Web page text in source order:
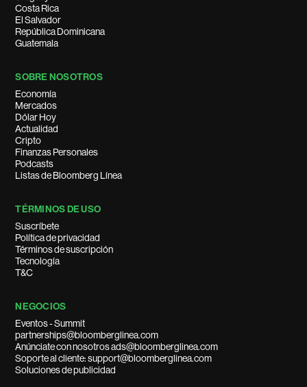
Costa Rica
El Salvador
República Dominicana
Guatemala
SOBRE NOSOTROS
Economía
Mercados
Dólar Hoy
Actualidad
Cripto
Finanzas Personales
Podcasts
Listas de Bloomberg Línea
TÉRMINOS DE USO
Suscríbete
Política de privacidad
Términos de suscripción
Tecnología
T&C
NEGOCIOS
Eventos - Summit
partnerships@bloomberglinea.com
Anúnciate con nosotros ads@bloomberglinea.com
Soporte al cliente: support@bloomberglinea.com
Soluciones de publicidad